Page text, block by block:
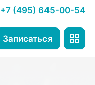
+7 (495) 645-00-54
Записаться